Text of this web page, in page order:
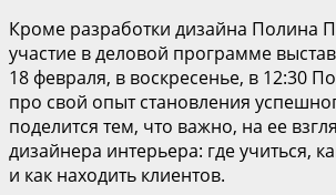
Кроме разработки дизайна Полина
участие в деловой программе
18 февраля, в воскресенье, в 12:30
про свой опыт становления
поделится тем, что важно, на ее
дизайнера интерьера: где учиться,
и как находить клиентов.